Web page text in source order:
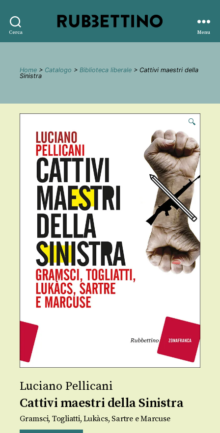
Cerca
editore
Menu
Home > Catalogo > Biblioteca liberale > Cattivi maestri della
Sinistra
🔍
Luciano Pellicani
Cattivi maestri della Sinistra
Gramsci, Togliatti, Lukàcs, Sartre e Marcuse